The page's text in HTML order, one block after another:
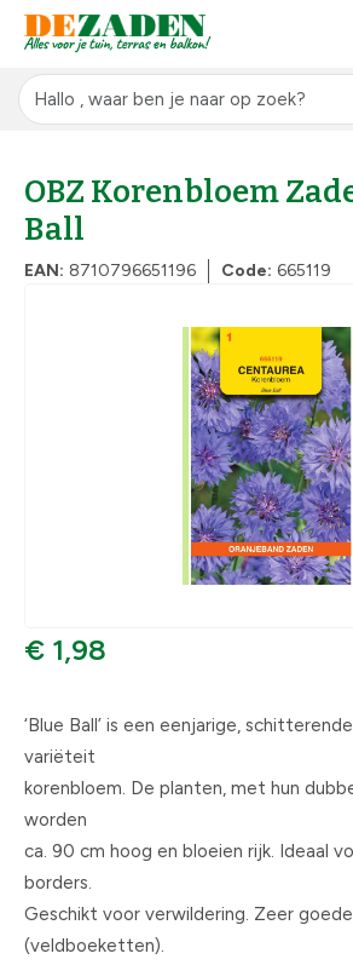
OBZ Korenbloem
Ball
EAN: 8710796651196 Code: 665119
€ 1,98
‘Blue Ball’ is een eenjarige,
variëteit
korenbloem. De planten, met hun
worden
ca. 90 cm hoog en bloeien rijk. Ideaal
borders.
Geschikt voor verwildering. Zeer
(veldboeketten).